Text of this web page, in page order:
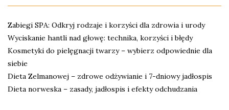
Zabiegi SPA: Odkryj rodzaje i korzyści dla zdrowia i urody
Wyciskanie hantli nad głowę: technika, korzyści i błędy
Kosmetyki do pielęgnacji twarzy – wybierz odpowiednie dla
siebie
Dieta Zelmanowej – zdrowe odżywianie i 7-dniowy jadłospis
Dieta norweska – zasady, jadłospis i efekty odchudzania